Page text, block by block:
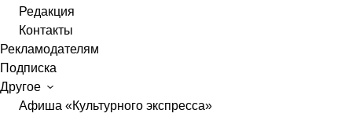
Редакция
Контакты
Рекламодателям
Подписка
Другое
Афиша «Культурного экспресса»